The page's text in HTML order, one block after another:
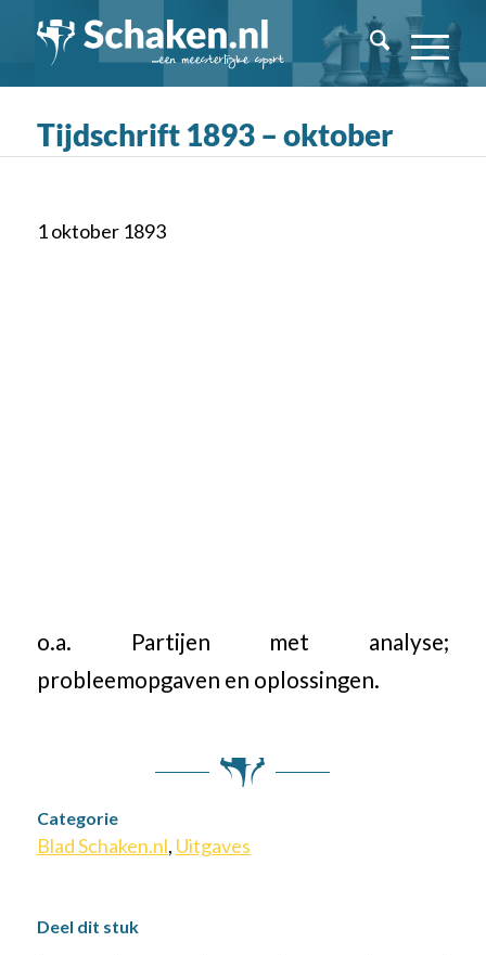
Tijdschrift 1893 – oktober
1 oktober 1893
o.a. Partijen met analyse;
probleemopgaven en oplossingen.
Categorie
Blad Schaken.nl, Uitgaves
Deel dit stuk